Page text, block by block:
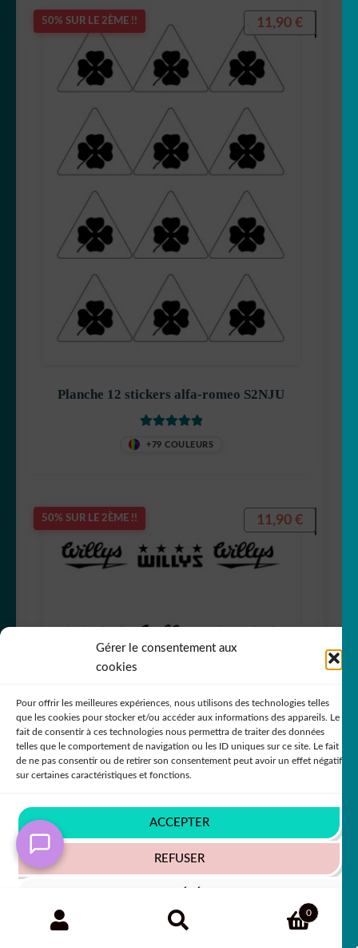
Gérer le consentement aux
cookies
Pour offrir les meilleures expériences, nous utilisons des technologies telles
que les cookies pour stocker et/ou accéder aux informations des appareils. Le
fait de consentir à ces technologies nous permettra de traiter des données
telles que le comportement de navigation ou les ID uniques sur ce site. Le fait
de ne pas consentir ou de retirer son consentement peut avoir un effet négatif
sur certaines caractéristiques et fonctions.
ACCEPTER
REFUSER
Politique de confidentialité
50% SUR LE 2ÈME !!
Planche 12 stickers alfa-romeo S2NJU
+79 COULEURS
11,90 €
50% SUR LE 2ÈME !!
sticker autocollant Jeep lot de 12 9YJTU
+79 COULEURS
11,90 €
Recherche
RECHERCHE 0